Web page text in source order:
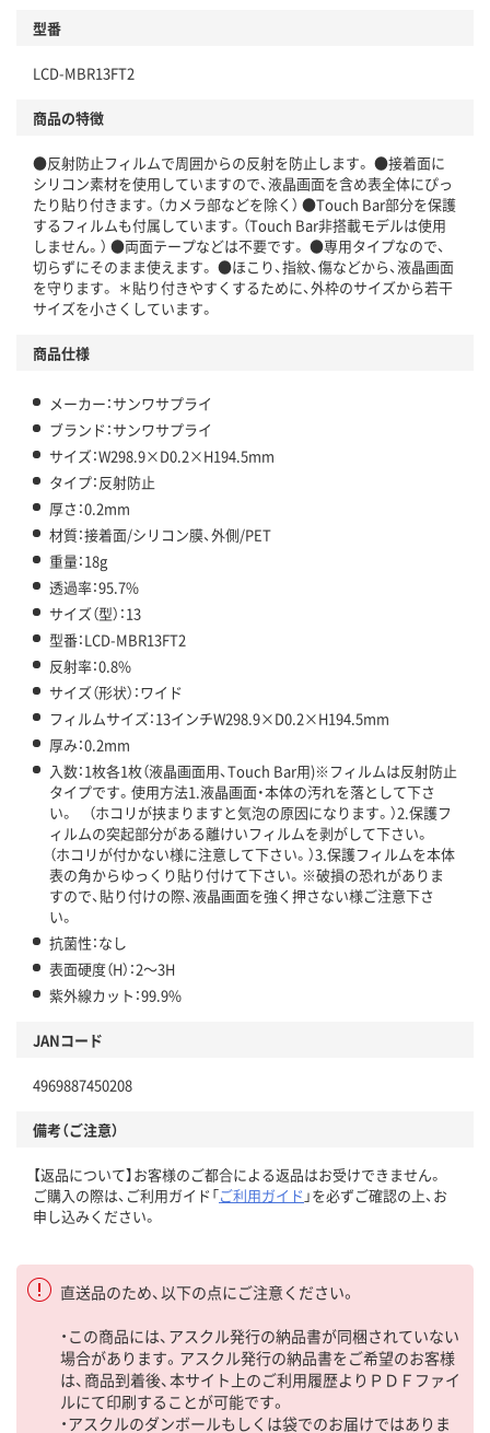
型番
LCD-MBR13FT2
商品の特徴
●反射防止フィルムで周囲からの反射を防止します。 ●接着面に
シリコン素材を使用していますので、液晶画面を含め表全体にぴっ
たり貼り付きます。（カメラ部などを除く） ●Touch Bar部分を保護
するフィルムも付属しています。（Touch Bar非搭載モデルは使用
しません。） ●両面テープなどは不要です。 ●専用タイプなので、
切らずにそのまま使えます。 ●ほこり、指紋、傷などから、液晶画面
を守ります。 ＊貼り付きやすくするために、外枠のサイズから若干
サイズを小さくしています。
商品仕様
メーカー：サンワサプライ
ブランド：サンワサプライ
サイズ：W298.9×D0.2×H194.5mm
タイプ：反射防止
厚さ：0.2mm
材質：接着面/シリコン膜、外側/PET
重量：18g
透過率：95.7%
サイズ（型）：13
型番：LCD-MBR13FT2
反射率：0.8%
サイズ（形状）：ワイド
フィルムサイズ：13インチW298.9×D0.2×H194.5mm
厚み：0.2mm
入数：1枚各1枚（液晶画面用、Touch Bar用)※フィルムは反射防止
タイプです。使用方法1.液晶画面・本体の汚れを落として下さ
い。 （ホコリが挟まりますと気泡の原因になります。）2.保護フ
ィルムの突起部分がある離けいフィルムを剥がして下さい。
（ホコリが付かない様に注意して下さい。）3.保護フィルムを本体
表の角からゆっくり貼り付けて下さい。※破損の恐れがありま
すので、貼り付けの際、液晶画面を強く押さない様ご注意下さ
い。
抗菌性：なし
表面硬度（H）：2～3H
紫外線カット：99.9%
JANコード
4969887450208
備考（ご注意）
【返品について】お客様のご都合による返品はお受けできません。
ご購入の際は、ご利用ガイド「ご利用ガイド 」を必ずご確認の上、お
申し込みください。
直送品のため、以下の点にご注意ください。
・この商品には、アスクル発行の納品書が同梱されていない
場合があります。アスクル発行の納品書をご希望のお客様
は、商品到着後、本サイト上のご利用履歴よりＰＤＦファイ
ルにて印刷することが可能です。
・アスクルのダンボールもしくは袋でのお届けではありま